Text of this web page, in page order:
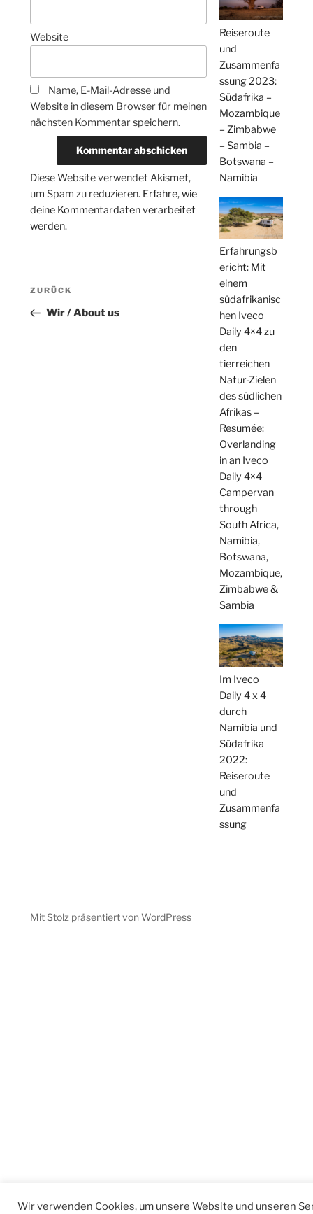
Website
Name, E-Mail-Adresse und
Website in diesem Browser für meinen
nächsten Kommentar speichern.
Diese Website verwendet Akismet,
um Spam zu reduzieren. Erfahre, wie
deine Kommentardaten verarbeitet
werden.
Beitragsnavigation
Vorheriger
Beitrag
ZURÜCK
Wir / About us
Reiseroute
und
Zusammenfa
ssung 2023:
Südafrika –
Mozambique
– Zimbabwe
– Sambia –
Botswana –
Namibia
Erfahrungsb
ericht: Mit
einem
südafrikanisc
hen Iveco
Daily 4×4 zu
den
tierreichen
Natur-Zielen
des südlichen
Afrikas –
Resumée:
Overlanding
in an Iveco
Daily 4×4
Campervan
through
South Africa,
Namibia,
Botswana,
Mozambique,
Zimbabwe &
Sambia
Im Iveco
Daily 4 x 4
durch
Namibia und
Südafrika
2022:
Reiseroute
und
Zusammenfa
ssung
Mit Stolz präsentiert von WordPress
Wir verwenden Cookies, um unsere Website und unseren